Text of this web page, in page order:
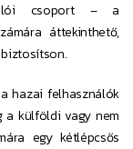
csoport – a
áttekinthető,
hazai felhasználók
a külföldi vagy nem
egy kétlépcsős